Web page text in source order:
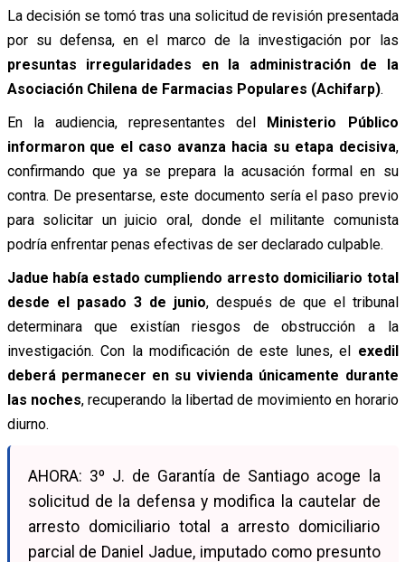
La decisión se tomó tras una solicitud de revisión presentada
por su defensa, en el marco de la investigación por las
presuntas irregularidades en la administración de la
Asociación Chilena de Farmacias Populares (Achifarp).
En la audiencia, representantes del Ministerio Público
informaron que el caso avanza hacia su etapa decisiva,
confirmando que ya se prepara la acusación formal en su
contra. De presentarse, este documento sería el paso previo
para solicitar un juicio oral, donde el militante comunista
podría enfrentar penas efectivas de ser declarado culpable.
Jadue había estado cumpliendo arresto domiciliario total
desde el pasado 3 de junio, después de que el tribunal
determinara que existían riesgos de obstrucción a la
investigación. Con la modificación de este lunes, el exedil
deberá permanecer en su vivienda únicamente durante
las noches, recuperando la libertad de movimiento en horario
diurno.
AHORA: 3º J. de Garantía de Santiago acoge la
solicitud de la defensa y modifica la cautelar de
arresto domiciliario total a arresto domiciliario
parcial de Daniel Jadue, imputado como presunto